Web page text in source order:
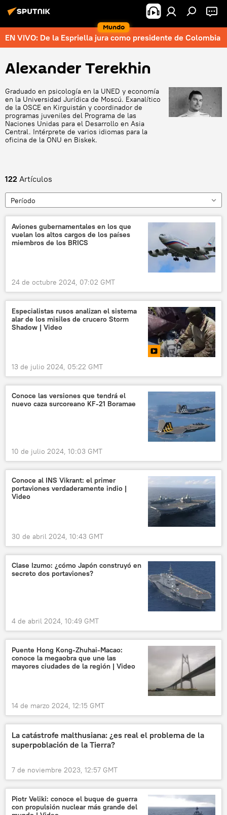
Mundo
EN VIVO: De la Espriella jura como presidente de Colombia
Alexander Terekhin
Graduado en psicología en la UNED y economía
en la Universidad Jurídica de Moscú. Exanalítico
de la OSCE en Kirguistán y coordinador de
programas juveniles del Programa de las
Naciones Unidas para el Desarrollo en Asia
Central. Intérprete de varios idiomas para la
oficina de la ONU en Biskek.
122 Artículos
Período
Aviones gubernamentales en los que
vuelan los altos cargos de los países
miembros de los BRICS
24 de octubre 2024, 07:02 GMT
Especialistas rusos analizan el sistema
alar de los misiles de crucero Storm
Shadow | Video
13 de julio 2024, 05:22 GMT
Conoce las versiones que tendrá el
nuevo caza surcoreano KF-21 Boramae
10 de julio 2024, 10:03 GMT
Conoce al INS Vikrant: el primer
portaviones verdaderamente indio |
Video
30 de abril 2024, 10:43 GMT
Clase Izumo: ¿cómo Japón construyó en
secreto dos portaviones?
4 de abril 2024, 10:49 GMT
Puente Hong Kong-Zhuhai-Macao:
conoce la megaobra que une las
mayores ciudades de la región | Video
14 de marzo 2024, 12:15 GMT
La catástrofe malthusiana: ¿es real el problema de la
superpoblación de la Tierra?
7 de noviembre 2023, 12:57 GMT
Piotr Veliki: conoce el buque de guerra
con propulsión nuclear más grande del